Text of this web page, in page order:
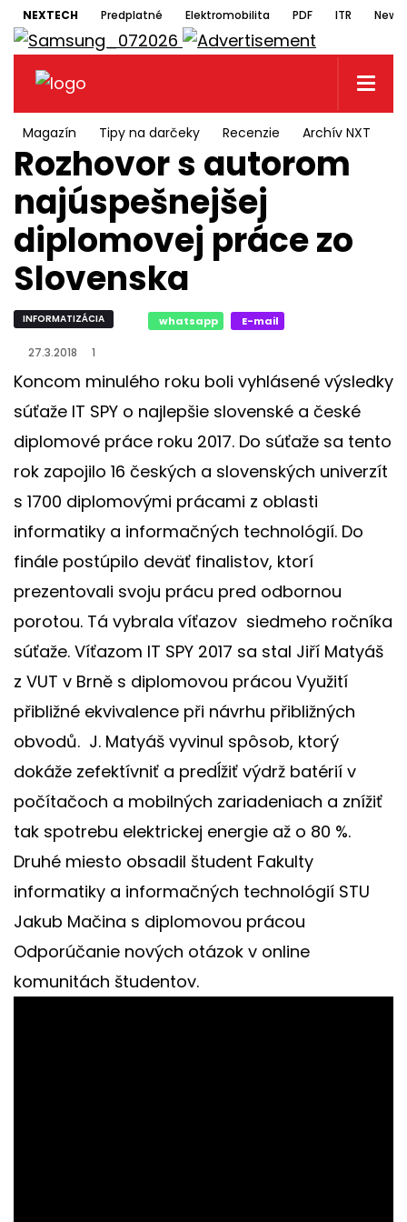
NEXTECH Predplatné Elektromobilita PDF ITR
Magazín Tipy na darčeky Recenzie Archív NXT
Rozhovor s autorom
najúspešnejšej
diplomovej práce zo
Slovenska
INFORMATIZÁCIA whatsapp E-mail
27.3.2018 1
Koncom minulého roku boli vyhlásené výsledky
súťaže IT SPY o najlepšie slovenské a české
diplomové práce roku 2017. Do súťaže sa tento
rok zapojilo 16 českých a slovenských univerzít
s 1700 diplomovými prácami z oblasti
informatiky a informačných technológií. Do
finále postúpilo deväť finalistov, ktorí
prezentovali svoju prácu pred odbornou
porotou. Tá vybrala víťazov siedmeho ročníka
súťaže. Víťazom IT SPY 2017 sa stal Jiří Matyáš
z VUT v Brně s diplomovou prácou Využití
přibližné ekvivalence při návrhu přibližných
obvodů. J. Matyáš vyvinul spôsob, ktorý
dokáže zefektívniť a predĺžiť výdrž batérií v
počítačoch a mobilných zariadeniach a znížiť
tak spotrebu elektrickej energie až o 80 %.
Druhé miesto obsadil študent Fakulty
informatiky a informačných technológií STU
Jakub Mačina s diplomovou prácou
Odporúčanie nových otázok v online
komunitách študentov.